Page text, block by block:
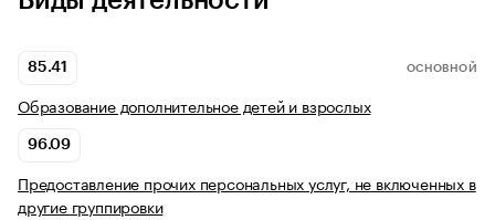
85.41 ОСНОВНОЙ
Образование дополнительное детей и взрослых
96.09
Предоставление прочих персональных услуг, не включенных в
другие группировки